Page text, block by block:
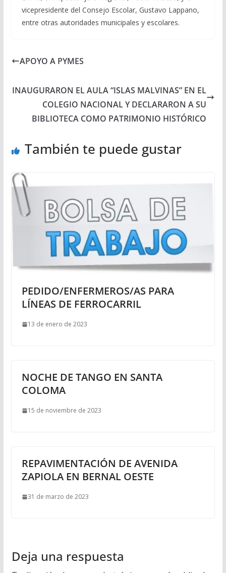
vicepresidente del Consejo Escolar, Gustavo Lappano,
entre otras autoridades municipales y escolares.
APOYO A PYMES
INAUGURARON EL AULA “ISLAS MALVINAS” EN EL
COLEGIO NACIONAL Y DECLARARON A SU
BIBLIOTECA COMO PATRIMONIO HISTÓRICO
También te puede gustar
PEDIDO/ENFERMEROS/AS PARA
LÍNEAS DE FERROCARRIL
13 de enero de 2023
NOCHE DE TANGO EN SANTA
COLOMA
15 de noviembre de 2023
REPAVIMENTACIÓN DE AVENIDA
ZAPIOLA EN BERNAL OESTE
31 de marzo de 2023
Deja una respuesta